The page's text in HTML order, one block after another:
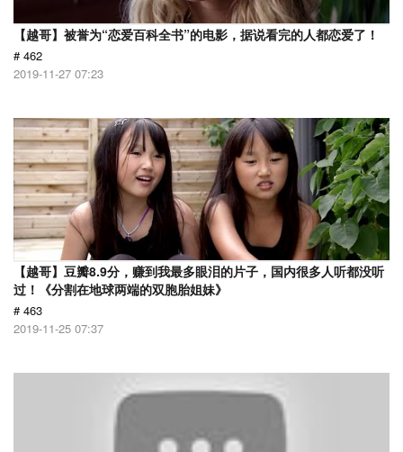
【越哥】被誉为“恋爱百科全书”的电影，据说看完的人都恋爱了！
# 462
2019-11-27 07:23
【越哥】豆瓣8.9分，赚到我最多眼泪的片子，国内很多人听都没听
过！《分割在地球两端的双胞胎姐妹》
# 463
2019-11-25 07:37